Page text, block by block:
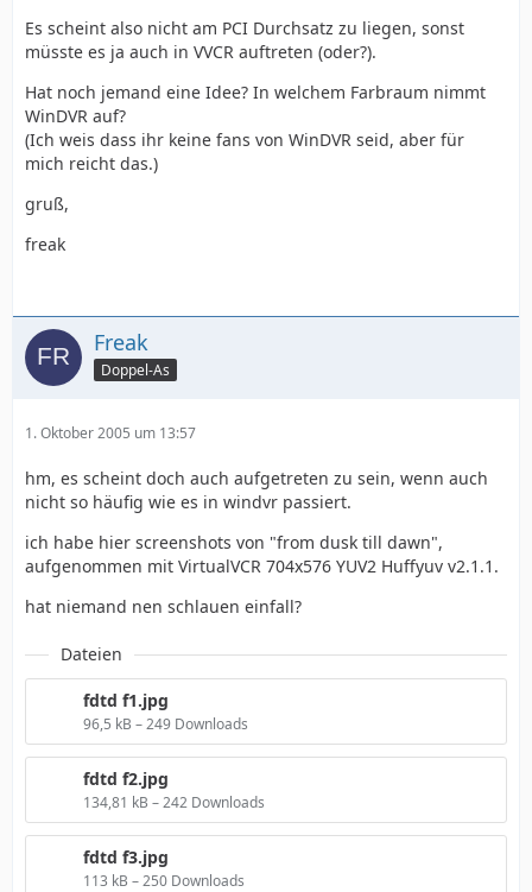
Es scheint also nicht am PCI Durchsatz zu liegen, sonst
müsste es ja auch in VVCR auftreten (oder?).
Hat noch jemand eine Idee? In welchem Farbraum nimmt
WinDVR auf?
(Ich weis dass ihr keine fans von WinDVR seid, aber für
mich reicht das.)
gruß,
freak
Freak
Doppel-As
1. Oktober 2005 um 13:57
hm, es scheint doch auch aufgetreten zu sein, wenn auch
nicht so häufig wie es in windvr passiert.
ich habe hier screenshots von "from dusk till dawn",
aufgenommen mit VirtualVCR 704x576 YUV2 Huffyuv v2.1.1.
hat niemand nen schlauen einfall?
Dateien
fdtd f1.jpg
96,5 kB – 249 Downloads
fdtd f2.jpg
134,81 kB – 242 Downloads
fdtd f3.jpg
113 kB – 250 Downloads